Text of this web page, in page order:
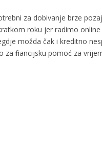
za dobivanje brze
roku jer radimo
možda čak i kreditno
financijsku pomoć za